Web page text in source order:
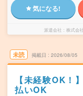
気になる!
派遣会社 株式会
未読 掲載日 2026/08/05
【未経験OK！
払いOK